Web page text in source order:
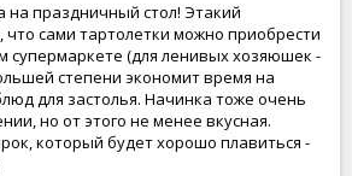
на праздничный стол! Этакий
что сами тартолетки можно приобрести
супермаркете (для ленивых хозяюшек -
степени экономит время на
для застолья. Начинка тоже очень
но от этого не менее вкусная.
который будет хорошо плавиться -